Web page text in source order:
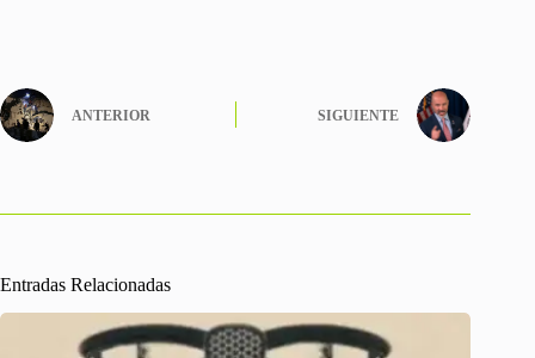
ANTERIOR SIGUIENTE
Entradas Relacionadas